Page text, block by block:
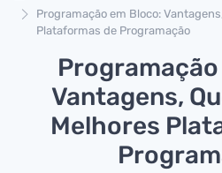
Programação em Bloco:
Plataformas de Programação
Vantagens,
Melhores